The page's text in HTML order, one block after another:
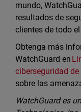
mundo,
resultados de
clientes de todo
Obtenga más
WatchGuard en
ciberseguridad de
sobre las
WatchGuard es